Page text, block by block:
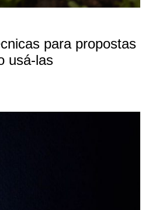
para propostas
usá-las